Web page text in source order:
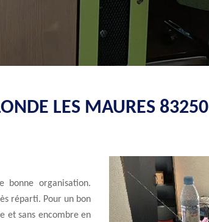
LES MAURES 83250
organisation.
réparti. Pour un bon
et sans encombre en